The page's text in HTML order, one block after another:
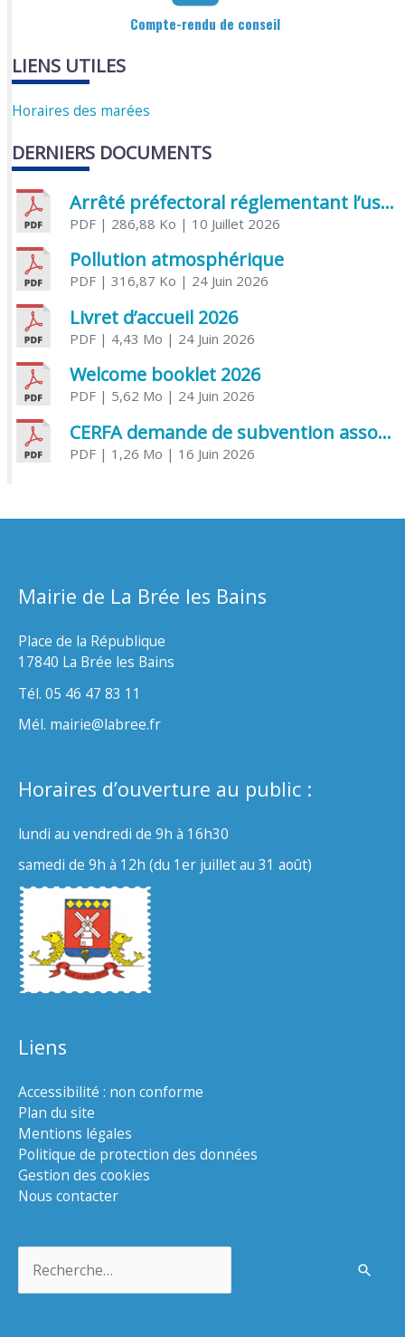
Compte-rendu de conseil
LIENS UTILES
Horaires des marées
DERNIERS DOCUMENTS
Arrêté préfectoral réglementant l’usage de l’eau
PDF| 286,88 Ko | 10 Juillet 2026
Pollution atmosphérique
PDF| 316,87 Ko | 24 Juin 2026
Livret d’accueil 2026
PDF| 4,43 Mo | 24 Juin 2026
Welcome booklet 2026
PDF| 5,62 Mo | 24 Juin 2026
CERFA demande de subvention association
PDF| 1,26 Mo | 16 Juin 2026
Mairie de La Brée les Bains
Place de la République
17840 La Brée les Bains
Tél. 05 46 47 83 11
Mél. mairie@labree.fr
Horaires d’ouverture au public :
lundi au vendredi de 9h à 16h30
samedi de 9h à 12h (du 1er juillet au 31 août)
Liens
Accessibilité : non conforme
Plan du site
Mentions légales
Politique de protection des données
Gestion des cookies
Nous contacter